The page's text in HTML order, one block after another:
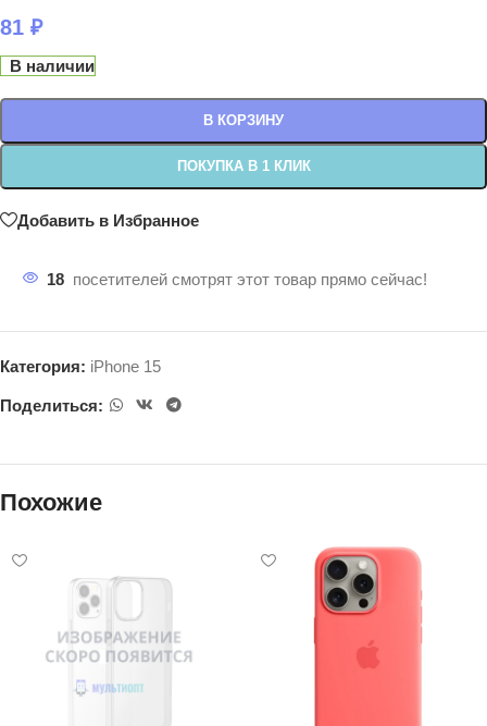
81 ₽
В наличии
В КОРЗИНУ
ПОКУПКА В 1 КЛИК
Добавить в Избранное
18 посетителей смотрят этот товар прямо сейчас!
Категория: iPhone 15
Поделиться:
Похожие